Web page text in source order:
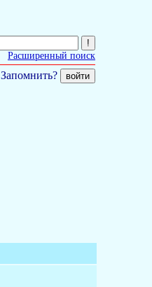
Расширенный поиск
Запомнить?